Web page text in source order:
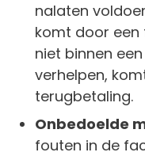
nalaten
komt door een
niet binnen
verhelpen,
terugbetaling.
Onbedoelde
fouten in de